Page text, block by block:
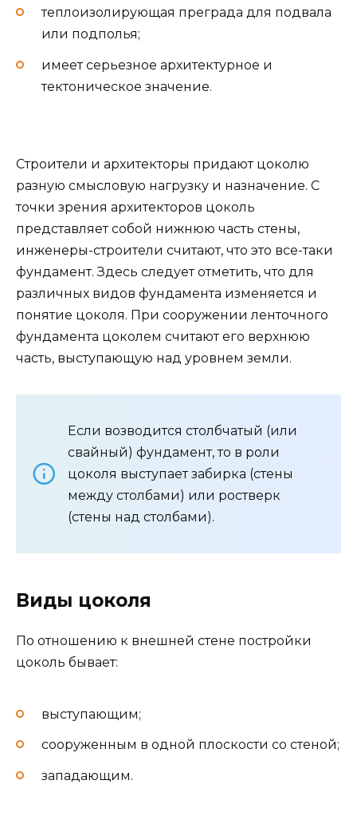
теплоизолирующая преграда для подвала
или подполья;
имеет серьезное архитектурное и
тектоническое значение.
Строители и архитекторы придают цоколю
разную смысловую нагрузку и назначение. С
точки зрения архитекторов цоколь
представляет собой нижнюю часть стены,
инженеры-строители считают, что это все-таки
фундамент. Здесь следует отметить, что для
различных видов фундамента изменяется и
понятие цоколя. При сооружении ленточного
фундамента цоколем считают его верхнюю
часть, выступающую над уровнем земли.
Если возводится столбчатый (или
свайный) фундамент, то в роли
цоколя выступает забирка (стены
между столбами) или ростверк
(стены над столбами).
Виды цоколя
По отношению к внешней стене постройки
цоколь бывает:
выступающим;
сооруженным в одной плоскости со стеной;
западающим.